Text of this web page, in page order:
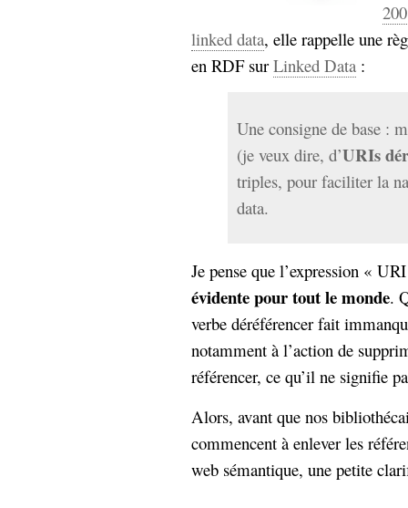
linked data, elle rappelle une
en RDF sur Linked Data :
Une consigne de base :
(je veux dire, d’URIs
triples, pour faciliter la
data.
Je pense que l’expression «
évidente pour tout le monde.
verbe déréférencer fait
notamment à l’action de
référencer, ce qu’il ne signifie
Alors, avant que nos
commencent à enlever les
web sémantique, une petite